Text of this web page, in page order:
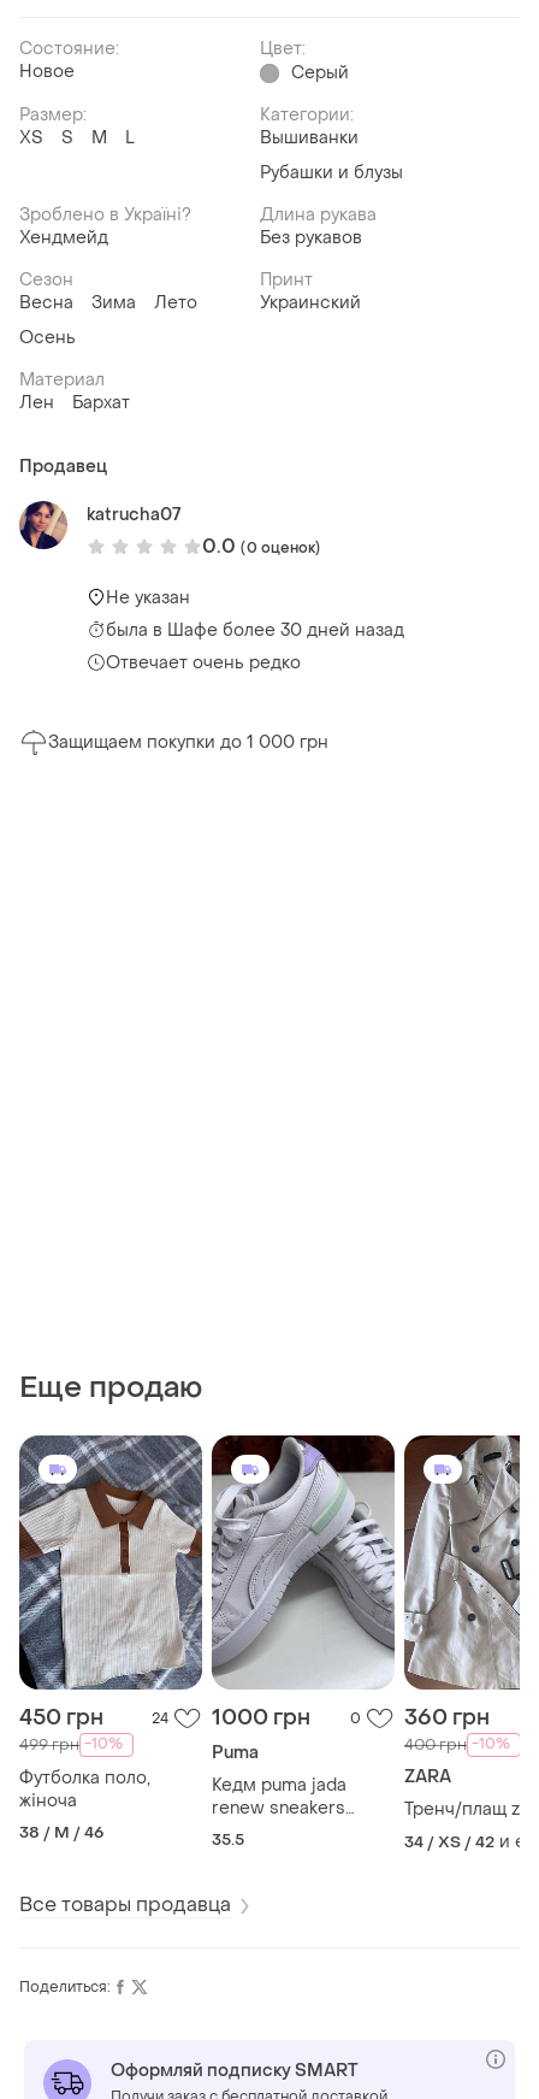
Состояние:
Новое
Цвет:
Серый
Размер:
ХS
S M L
Категории:
Вышиванки
Рубашки и блузы
Зроблено в Україні?
Хендмейд
Длина рукава
Без рукавов
Сезон
Весна
Зима
Лето
Осень
Принт
Украинский
Материал
Лен
Бархат
Продавец
katrucha07
0.0 (0 оценок)
Не указан
была в Шафе более 30 дней назад
Отвечает очень редко
Защищаем покупки до 1 000 грн
Еще продаю
450 грн 24
499 грн -10%
Футболка поло,
жіноча
38 / M / 46
1000 грн 0
Puma
Кедм puma jada
renew sneakers
оригінал
35.5
360 грн
400 грн -10%
ZARA
Тренч/плащ
34 / XS / 42 и
Все товары продавца
Поделиться:
Оформляй подписку SMART